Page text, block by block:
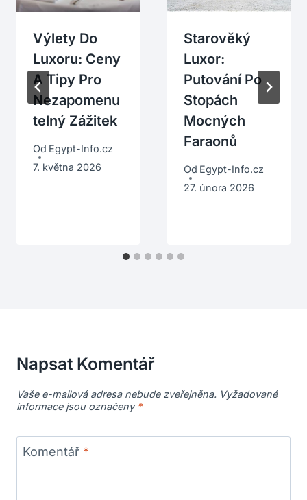
Výlety Do
Luxoru: Ceny
A Tipy Pro
Nezapomenu
Telný Zážitek
Od Egypt-Info.cz
7. května 2026
Starověký
Luxor:
Putování Po
Stopách
Mocných
Faraonů
Od Egypt-Info.cz
27. února 2026
Napsat Komentář
Vaše e-mailová adresa nebude zveřejněna. Vyžadované
informace jsou označeny *
Komentář *